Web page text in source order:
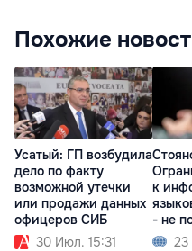
Похожие
Усатый: ГП возбудила
дело по факту
возможной утечки
или продажи данных
офицеров СИБ
30 Июл. 15:31
к
- не
23